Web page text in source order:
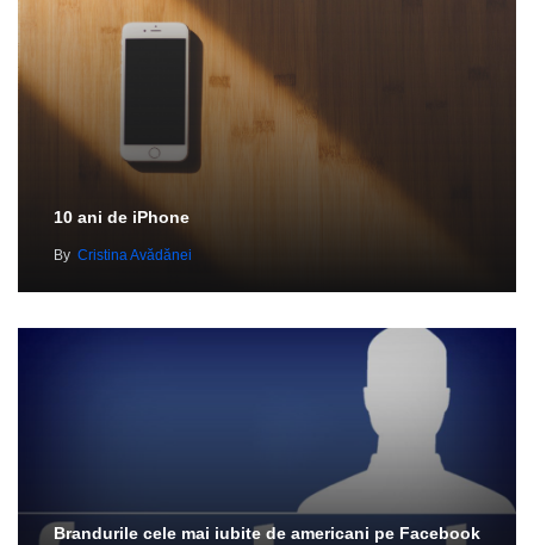
10 ani de iPhone
By Cristina Avădănei
Brandurile cele mai iubite de americani pe Facebook